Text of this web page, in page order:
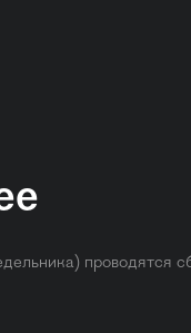
​проводятся